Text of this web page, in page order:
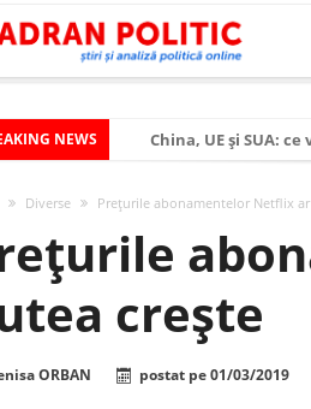
NEWS
China, UE și SUA:
Modelul economic
Modelul economic al
Occidentul obosit
Viitorul României în
Diverse Preţurile abonamentelor Netflix
crește
ORBAN postat pe01/03/2019